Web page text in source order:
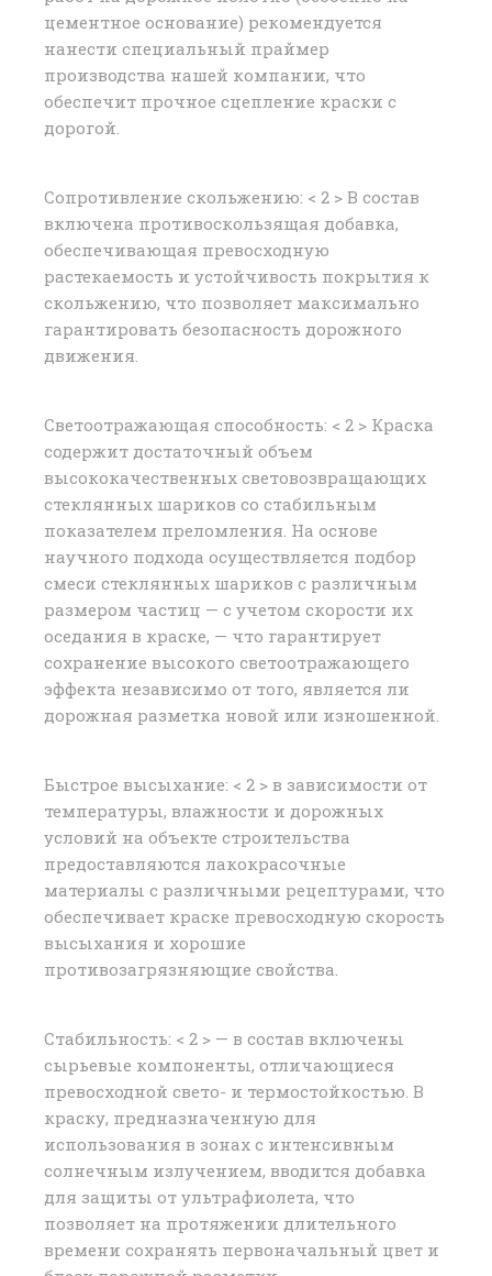
цементное основание) рекомендуется
нанести специальный праймер
производства нашей компании, что
обеспечит прочное сцепление краски с
дорогой.
Сопротивление скольжению: < 2 > В состав
включена противоскользящая добавка,
обеспечивающая превосходную
растекаемость и устойчивость покрытия к
скольжению, что позволяет максимально
гарантировать безопасность дорожного
движения.
Светоотражающая способность: < 2 > Краска
содержит достаточный объем
высококачественных световозвращающих
стеклянных шариков со стабильным
показателем преломления. На основе
научного подхода осуществляется подбор
смеси стеклянных шариков с различным
размером частиц — с учетом скорости их
оседания в краске, — что гарантирует
сохранение высокого светоотражающего
эффекта независимо от того, является ли
дорожная разметка новой или изношенной.
Быстрое высыхание: < 2 > в зависимости от
температуры, влажности и дорожных
условий на объекте строительства
предоставляются лакокрасочные
материалы с различными рецептурами, что
обеспечивает краске превосходную скорость
высыхания и хорошие
противозагрязняющие свойства.
Стабильность: < 2 > — в состав включены
сырьевые компоненты, отличающиеся
превосходной свето- и термостойкостью. В
краску, предназначенную для
использования в зонах с интенсивным
солнечным излучением, вводится добавка
для защиты от ультрафиолета, что
позволяет на протяжении длительного
времени сохранять первоначальный цвет и